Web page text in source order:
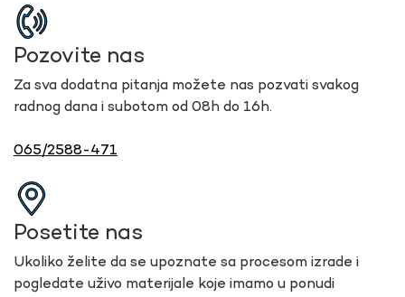
Pozovite nas
Za sva dodatna pitanja možete nas pozvati svakog
radnog dana i subotom od 08h do 16h.
065/2588-471
Posetite nas
Ukoliko želite da se upoznate sa procesom izrade i
pogledate uživo materijale koje imamo u ponudi